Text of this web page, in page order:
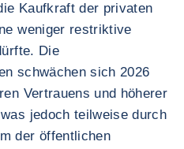
Kaufkraft der privaten
weniger restriktive
Die
schwächen sich 2026
Vertrauens und höherer
jedoch teilweise durch
der öffentlichen